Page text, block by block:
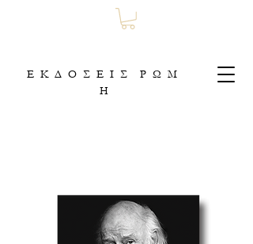
Ε Κ Δ Ο Σ Ε Ι Σ Ρ Ω Μ
Η